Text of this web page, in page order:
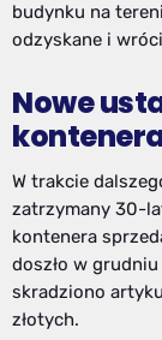
budynku na
odzyskane i
Nowe
W trakcie
zatrzymany 30-
kontenera
doszło w
skradziono
złotych.